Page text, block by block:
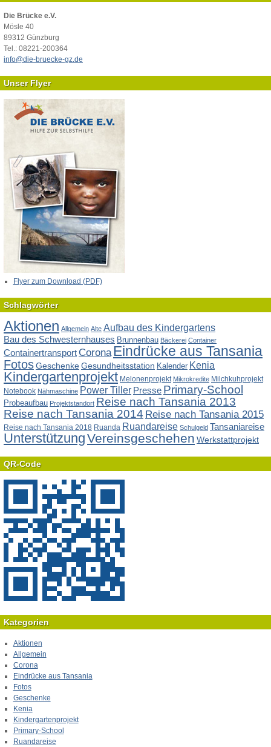
Die Brücke e.V.
Mösle 40
89312 Günzburg
Tel.: 08221-200364
info@die-bruecke-gz.de
Unser Flyer
Flyer zum Download (PDF)
Schlagwörter
Aktionen Allgemein Alte Aufbau des Kindergartens
Bau des Schwesternhauses Brunnenbau Bäckerei Container
Containertransport Corona Eindrücke aus Tansania
FotosGeschenkeGesundheitsstation Kalender Kenia
Kindergartenprojekt Melonenprojekt Mikrokredite Milchkuhprojekt
Notebook Nähmaschine Power Tiller Presse Primary-School
Probeaufbau Projektstandort Reise nach Tansania 2013
Reise nach Tansania 2014 Reise nach Tansania 2015
Reise nach Tansania 2018 Ruanda Ruandareise Schulgeld Tansaniareise
UnterstützungVereinsgeschehen Werkstattprojekt
QR-Code
Kategorien
Aktionen
Allgemein
Corona
Eindrücke aus Tansania
Fotos
Geschenke
Kenia
Kindergartenprojekt
Primary-School
Ruandareise